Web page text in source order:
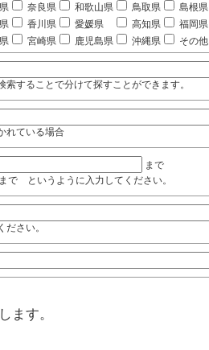
奈良県 和歌山県 鳥取県
島根県
香川県 愛媛県 高知県
福岡県
宮崎県 鹿児島県 沖縄県 その他
することで分けて探すことができます。
れている場合
まで
というように入力してください。
さい。
ます。